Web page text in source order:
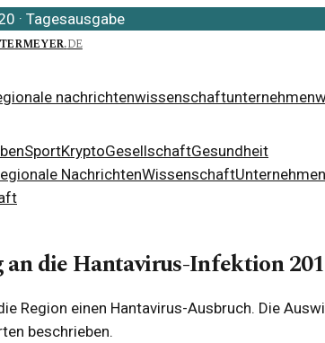
· Tagesausgabe
.de
nachrichtenwissenschaftunternehmen
SportKryptoGesellschaftGesundheit
NachrichtenWissenschaftUnternehmen
die Hantavirus-Infektion
Region einen Hantavirus-Ausbruch. Die
beschrieben.